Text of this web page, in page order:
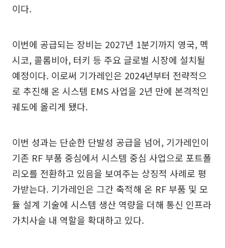
이다.
이번에 공급되는 장비는 2027년 1분기까지 영국, 멕
시코, 콜롬비아, 터키 등 주요 글로벌 시장에 설치될
예정이다. 이로써 기가레인은 2024년부터 전략적으
로 추진해 온 시스템 EMS 사업을 2년 만에 본격적인
궤도에 올리게 됐다.
이번 성과는 단순한 단발성 공급을 넘어, 기가레인이
기존 RF 부품 중심에서 시스템 중심 사업으로 포트폴
리오를 전환하고 있음을 보여주는 상징적 사례로 평
가받는다. 기가레인은 그간 축적해 온 RF 부품 및 모
듈 설계 기술에 시스템 생산 역량을 더해 통신 인프라
가치사슬 내 역할을 확대하고 있다.